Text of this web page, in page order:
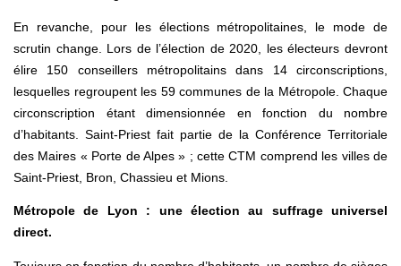
En revanche, pour les élections métropolitaines, le mode de
scrutin change. Lors de l’élection de 2020, les électeurs devront
élire 150 conseillers métropolitains dans 14 circonscriptions,
lesquelles regroupent les 59 communes de la Métropole. Chaque
circonscription étant dimensionnée en fonction du nombre
d’habitants. Saint-Priest fait partie de la Conférence Territoriale
des Maires « Porte de Alpes » ; cette CTM comprend les villes de
Saint-Priest, Bron, Chassieu et Mions.
Métropole de Lyon : une élection au suffrage universel
direct.